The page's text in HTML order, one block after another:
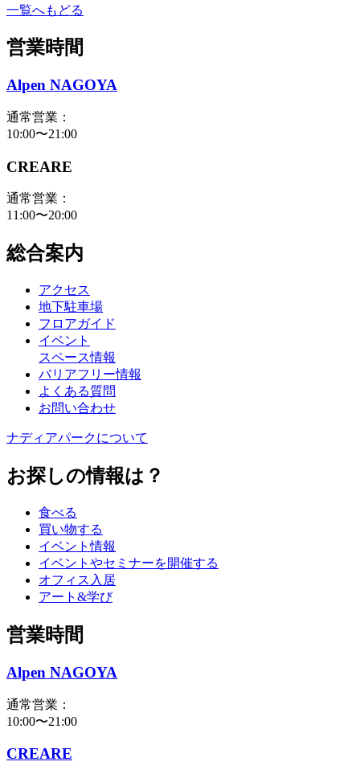
一覧へもどる
営業時間
Alpen NAGOYA
通常営業：
10:00〜21:00
CREARE
通常営業：
11:00〜20:00
総合案内
アクセス
地下駐車場
フロアガイド
イベント
スペース情報
バリアフリー情報
よくある質問
お問い合わせ
ナディアパークについて
お探しの情報は？
食べる
買い物する
イベント情報
イベントやセミナーを開催する
オフィス入居
アート&学び
営業時間
Alpen NAGOYA
通常営業：
10:00〜21:00
CREARE